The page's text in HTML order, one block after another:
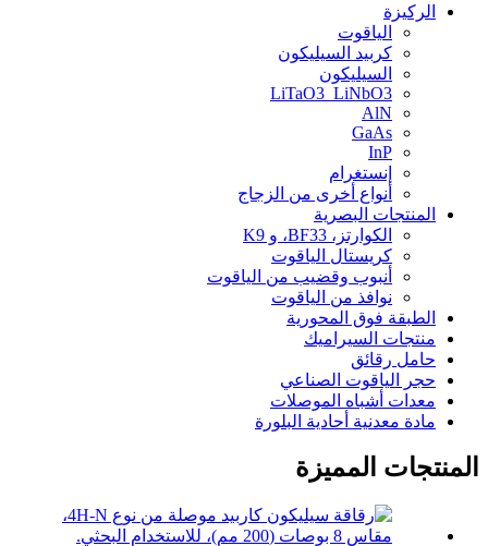
الركيزة
الياقوت
كربيد السيليكون
السيليكون
LiTaO3_LiNbO3
AlN
GaAs
InP
إنستغرام
أنواع أخرى من الزجاج
المنتجات البصرية
الكوارتز، BF33، و K9
كريستال الياقوت
أنبوب وقضيب من الياقوت
نوافذ من الياقوت
الطبقة فوق المحورية
منتجات السيراميك
حامل رقائق
حجر الياقوت الصناعي
معدات أشباه الموصلات
مادة معدنية أحادية البلورة
المنتجات المميزة